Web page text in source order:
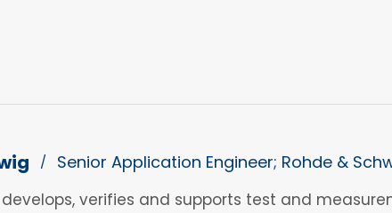
/ Senior Application Engineer; Rohde &
develops, verifies and supports test and